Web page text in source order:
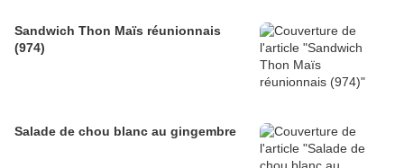
Sandwich Thon Maïs réunionnais
(974)
Salade de chou blanc au gingembre